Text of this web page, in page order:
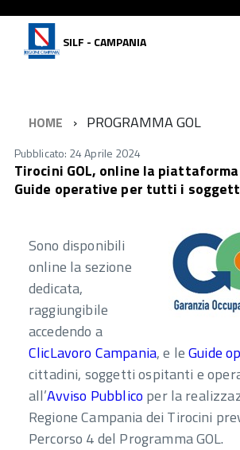
SILF - CAMPANIA
HOME PROGRAMMA GOL
Pubblicato: 24 Aprile 2024
Tirocini GOL, online la
Guide operative per tutti i
Sono disponibili
online la sezione
dedicata,
raggiungibile
accedendo a
ClicLavoro Campania, e leGuide
cittadini, soggetti ospitanti e
all’Avviso Pubblico per la
Regione Campania dei Tirocini
Percorso 4 del Programma GOL.